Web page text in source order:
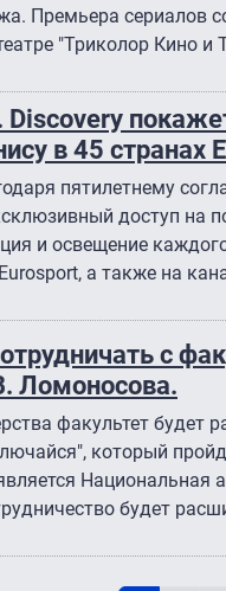
Премьера сериалов
"Триколор Кино и
Discovery
в 45 странах
пятилетнему
доступ на
и освещение
а также на
с
Ломоносова.
факультет будет
который
Национальная
будет